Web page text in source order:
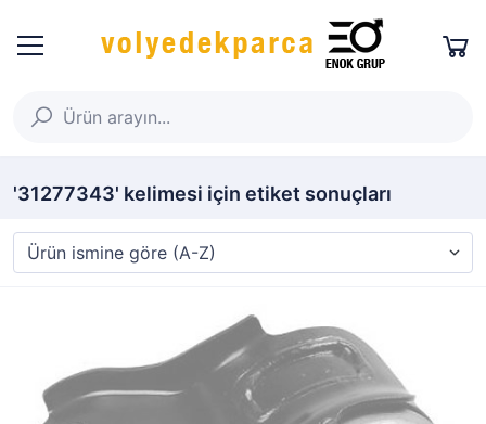
'31277343' kelimesi için etiket sonuçları